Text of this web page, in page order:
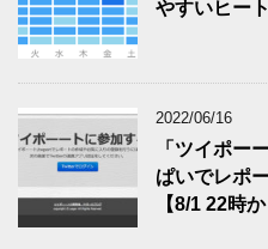
やすいヒー
2022/06/16
「ツイポー
ぱいでレポ
【8/1 22時